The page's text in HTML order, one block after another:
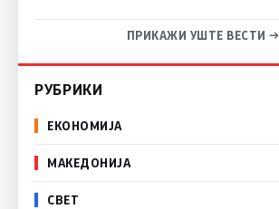
ПРИКАЖИ УШТЕ ВЕСТИ →
РУБРИКИ
ЕКОНОМИЈА
МАКЕДОНИЈА
СВЕТ